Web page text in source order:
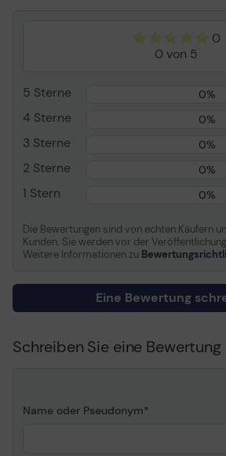
Epson
Epson
0
0 von 5
5 Sterne 0%
4 Sterne 0%
3 Sterne 0%
2 Sterne 0%
1 Stern 0%
Die Bewertungen sind von echten Käufern
Kunden. Sie werden vor der
Weitere Informationen zu
Eine Bewertung
Schreiben Sie eine Bewertung
Name oder Pseudonym